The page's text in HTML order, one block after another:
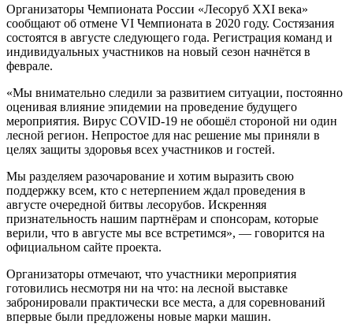
Организаторы Чемпионата России «Лесоруб XXI века»
сообщают об отмене VI Чемпионата в 2020 году. Состязания
состоятся в августе следующего года. Регистрация команд и
индивидуальных участников на новый сезон начнётся в
феврале.
«Мы внимательно следили за развитием ситуации, постоянно
оценивая влияние эпидемии на проведение будущего
мероприятия. Вирус COVID-19 не обошёл стороной ни один
лесной регион. Непростое для нас решение мы приняли в
целях защиты здоровья всех участников и гостей.
Мы разделяем разочарование и хотим выразить свою
поддержку всем, кто с нетерпением ждал проведения в
августе очередной битвы лесорубов. Искренняя
признательность нашим партнёрам и спонсорам, которые
верили, что в августе мы все встретимся», — говорится на
официальном сайте проекта.
Организаторы отмечают, что участники мероприятия
готовились несмотря ни на что: на лесной выставке
забронировали практически все места, а для соревнований
впервые были предложены новые марки машин.